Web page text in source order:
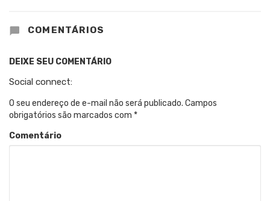
COMENTÁRIOS
DEIXE SEU COMENTÁRIO
Social connect:
O seu endereço de e-mail não será publicado. Campos
obrigatórios são marcados com *
Comentário